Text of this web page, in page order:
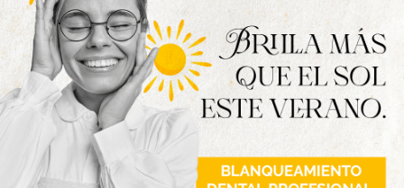
teatralizadas en 12 municipios (Alaejos, Medina de
Rioseco, Medina del Campo, Montealegre,
Simancas, Tiedra, Tordesillas, Torrelobatón,
Trigueros del Valle, Urueña, Villalar de los
Comuneros, y Wamba), que se van a completar
con rutas de senderismo y cicloturismo a través del
Valle del Hornija, testigo de varios episodios
comuneros.